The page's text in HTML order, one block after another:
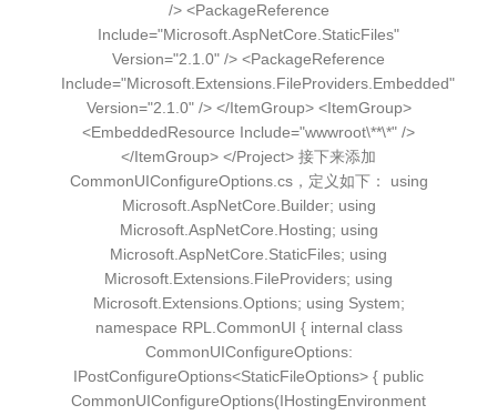
/> <PackageReference
Include="Microsoft.AspNetCore.StaticFiles"
Version="2.1.0" /> <PackageReference
Include="Microsoft.Extensions.FileProviders.Embedded"
Version="2.1.0" /> </ItemGroup> <ItemGroup>
<EmbeddedResource Include="wwwroot\**\*" />
</ItemGroup> </Project> 接下来添加
CommonUIConfigureOptions.cs，定义如下： using
Microsoft.AspNetCore.Builder; using
Microsoft.AspNetCore.Hosting; using
Microsoft.AspNetCore.StaticFiles; using
Microsoft.Extensions.FileProviders; using
Microsoft.Extensions.Options; using System;
namespace RPL.CommonUI { internal class
CommonUIConfigureOptions:
IPostConfigureOptions<StaticFileOptions> { public
CommonUIConfigureOptions(IHostingEnvironment